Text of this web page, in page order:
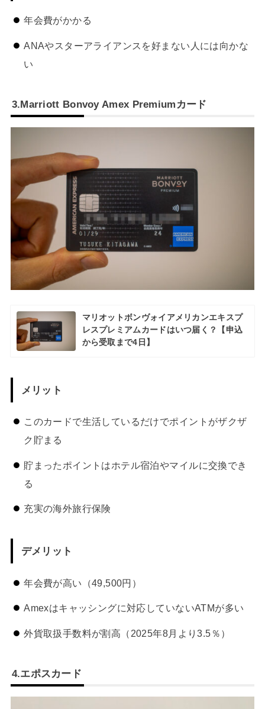
年会費がかかる
ANAやスターアライアンスを好まない人には向かな
い
3.Marriott Bonvoy Amex Premiumカード
マリオットボンヴォイアメリカンエキスプ
レスプレミアムカードはいつ届く？【申込
から受取まで4日】
メリット
このカードで生活しているだけでポイントがザクザ
ク貯まる
貯まったポイントはホテル宿泊やマイルに交換でき
る
充実の海外旅行保険
デメリット
年会費が高い（49,500円）
Amexはキャッシングに対応していないATMが多い
外貨取扱手数料が割高（2025年8月より3.5％）
4.エポスカード